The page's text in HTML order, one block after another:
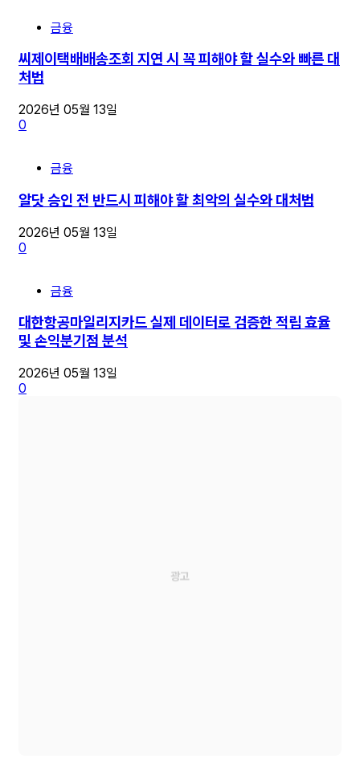
금융
씨제이택배배송조회 지연 시 꼭 피해야 할 실수와 빠른 대
처법
2026년 05월 13일
0
금융
알닷 승인 전 반드시 피해야 할 최악의 실수와 대처법
2026년 05월 13일
0
금융
대한항공마일리지카드 실제 데이터로 검증한 적립 효율
및 손익분기점 분석
2026년 05월 13일
0